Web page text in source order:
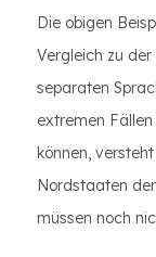
Die obigen
Vergleich zu
separaten
extremen
können,
Nordstaaten
müssen noch